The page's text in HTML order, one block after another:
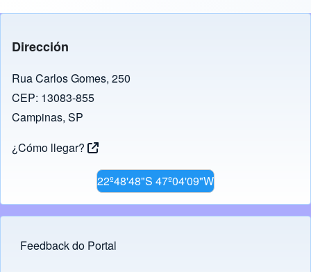
Dirección
Rua Carlos Gomes, 250
CEP: 13083-855
Campinas, SP
¿Cómo llegar?
22º48'48"S 47º04'09"W
Footer menu
Feedback do Portal